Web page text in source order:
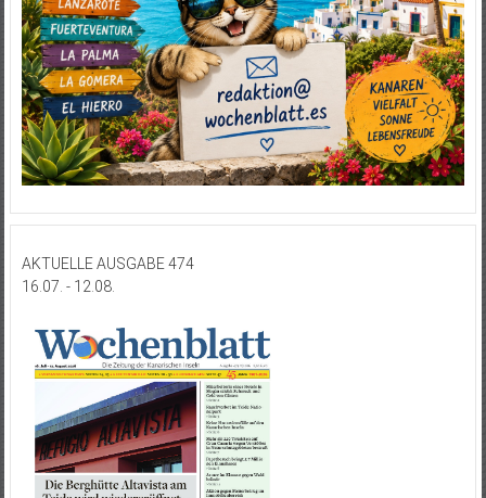
AKTUELLE AUSGABE 474
16.07. - 12.08.